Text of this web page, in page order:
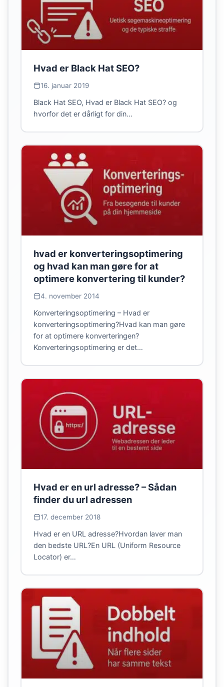
Hvad er Black Hat SEO?
16. januar 2019
Black Hat SEO, Hvad er Black Hat SEO? og
hvorfor det er dårligt for din…
hvad er konverteringsoptimering
og hvad kan man gøre for at
optimere konvertering til kunder?
4. november 2014
Konverteringsoptimering – Hvad er
konverteringsoptimering?Hvad kan man gøre
for at optimere konverteringen?
Konverteringsoptimering er det…
Hvad er en url adresse? – Sådan
finder du url adressen
17. december 2018
Hvad er en URL adresse?Hvordan laver man
den bedste URL?En URL (Uniform Resource
Locator) er…